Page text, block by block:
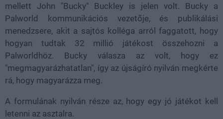
mellett John "Bucky" Buckley is jelen volt. Bucky a
Palworld kommunikációs vezetője, és publikálási
menedzsere, akit a sajtós kolléga arról faggatott, hogy
hogyan tudtak 32 millió játékost összehozni a
Palworldhöz. Bucky válasza az volt, hogy ez
"megmagyarázhatatlan", így az újságíró nyilván megkérte
rá, hogy magyarázza meg.
A formulának nyilván része az, hogy egy jó játékot kell
letenni az asztalra.